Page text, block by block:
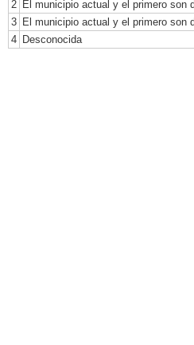
2 El municipio actual y el primero son
3 El municipio actual y el primero
4 Desconocida